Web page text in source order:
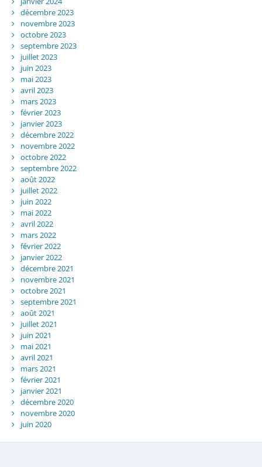
décembre 2023
novembre 2023
octobre 2023
septembre 2023
juillet 2023
juin 2023
mai 2023
avril 2023
mars 2023
février 2023
janvier 2023
décembre 2022
novembre 2022
octobre 2022
septembre 2022
août 2022
juillet 2022
juin 2022
mai 2022
avril 2022
mars 2022
février 2022
janvier 2022
décembre 2021
novembre 2021
octobre 2021
septembre 2021
août 2021
juillet 2021
juin 2021
mai 2021
avril 2021
mars 2021
février 2021
janvier 2021
décembre 2020
novembre 2020
juin 2020